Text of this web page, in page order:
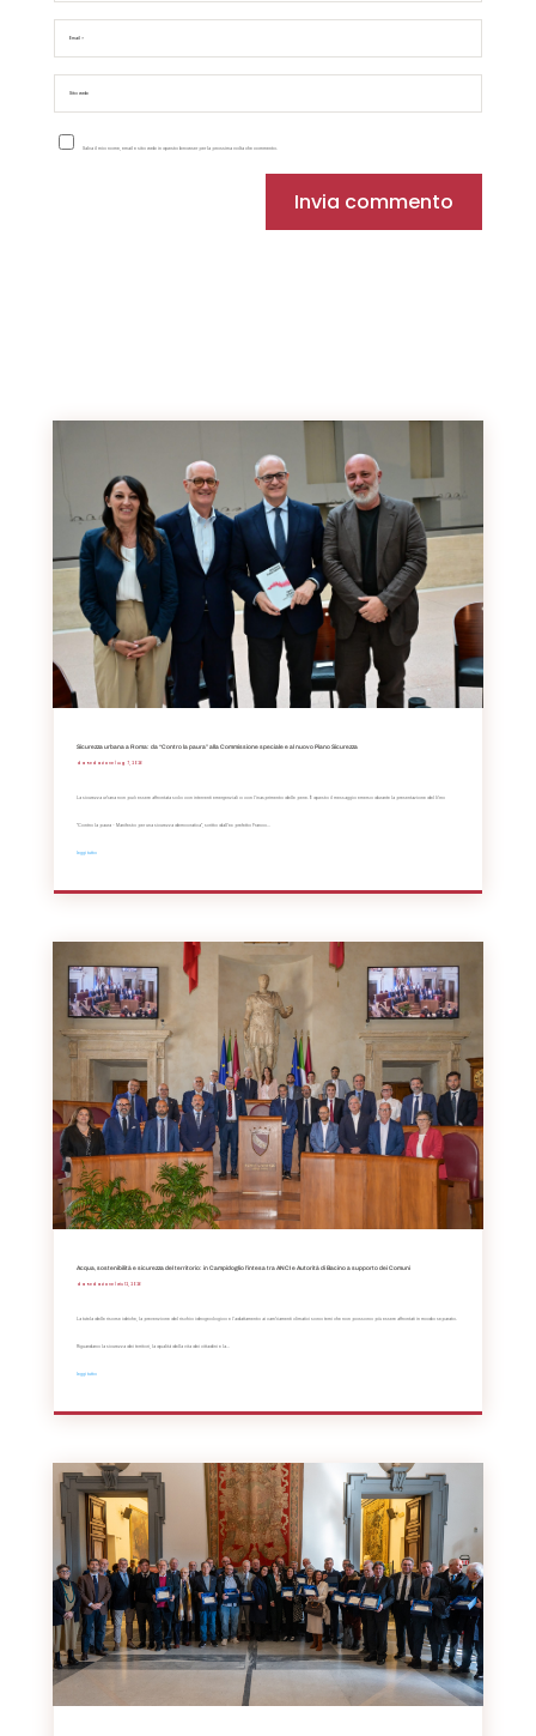
Salva il mio nome, email e sito web in questo browser per la prossima volta che commento.
Invia commento
Sicurezza urbana a Roma: da “Contro la paura” alla Commissione speciale e al nuovo Piano Sicurezza
da Redazione| Lug 7, 2026
La sicurezza urbana non può essere affrontata solo con interventi emergenziali o con l'inasprimento delle pene. È questo il messaggio emerso durante la presentazione del libro
"Contro la paura – Manifesto per una sicurezza democratica", scritto dall'ex prefetto Franco...
leggi tutto
Acqua, sostenibilità e sicurezza del territorio: in Campidoglio l’intesa tra ANCI e Autorità di Bacino a supporto dei Comuni
da Redazione| Giu 12, 2026
La tutela delle risorse idriche, la prevenzione del rischio idrogeologico e l'adattamento ai cambiamenti climatici sono temi che non possono più essere affrontati in modo separato.
Riguardano la sicurezza dei territori, la qualità della vita dei cittadini e la...
leggi tutto